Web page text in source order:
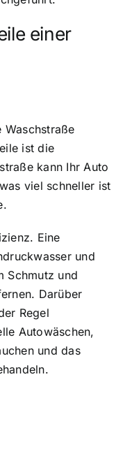
einer
Waschstraße
ist die
kann Ihr Auto
viel schneller ist
Eine
und
Schmutz und
Darüber
Regel
Autowäschen,
und das